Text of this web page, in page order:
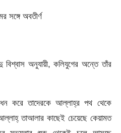
সঙ্গে অবতীর্ণ
অনুযায়ী, কলিযুগের অন্তে তাঁর
করে তাদেরকে আল্লাহ্‌র পথ থেকে
তাআলার কাছেই চেয়েছে কেয়ামত